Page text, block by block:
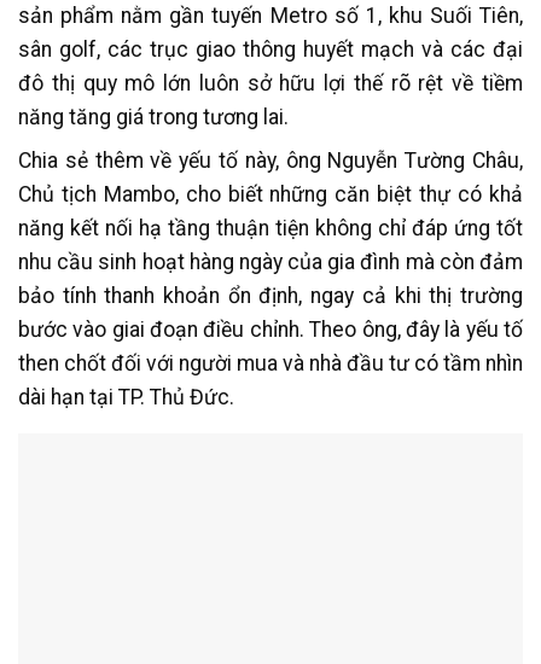
sản phẩm nằm gần tuyến Metro số 1, khu Suối Tiên,
sân golf, các trục giao thông huyết mạch và các đại
đô thị quy mô lớn luôn sở hữu lợi thế rõ rệt về tiềm
năng tăng giá trong tương lai.
Chia sẻ thêm về yếu tố này, ông Nguyễn Tường Châu,
Chủ tịch Mambo, cho biết những căn biệt thự có khả
năng kết nối hạ tầng thuận tiện không chỉ đáp ứng tốt
nhu cầu sinh hoạt hàng ngày của gia đình mà còn đảm
bảo tính thanh khoản ổn định, ngay cả khi thị trường
bước vào giai đoạn điều chỉnh. Theo ông, đây là yếu tố
then chốt đối với người mua và nhà đầu tư có tầm nhìn
dài hạn tại TP. Thủ Đức.